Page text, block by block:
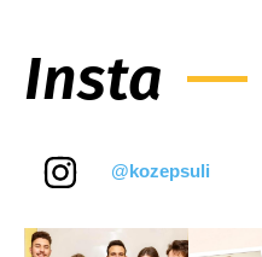
Insta
@kozepsuli